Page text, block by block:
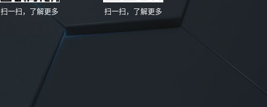
扫一扫，了解更多 扫一扫，了解更多